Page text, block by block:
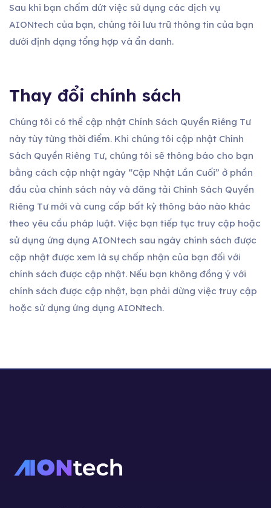
Sau khi bạn chấm dứt việc sử dụng các dịch vụ
AIONtech của bạn, chúng tôi lưu trữ thông tin của bạn
dưới định dạng tổng hợp và ẩn danh.
Thay đổi chính sách
Chúng tôi có thể cập nhật Chính Sách Quyền Riêng Tư
này tùy từng thời điểm. Khi chúng tôi cập nhật Chính
Sách Quyền Riêng Tư, chúng tôi sẽ thông báo cho bạn
bằng cách cập nhật ngày “Cập Nhật Lần Cuối” ở phần
đầu của chính sách này và đăng tải Chính Sách Quyền
Riêng Tư mới và cung cấp bất kỳ thông báo nào khác
theo yêu cầu pháp luật. Việc bạn tiếp tục truy cập hoặc
sử dụng ứng dụng AIONtech sau ngày chính sách được
cập nhật được xem là sự chấp nhận của bạn đối với
chính sách được cập nhật. Nếu bạn không đồng ý với
chính sách được cập nhật, bạn phải dừng việc truy cập
hoặc sử dụng ứng dụng AIONtech.